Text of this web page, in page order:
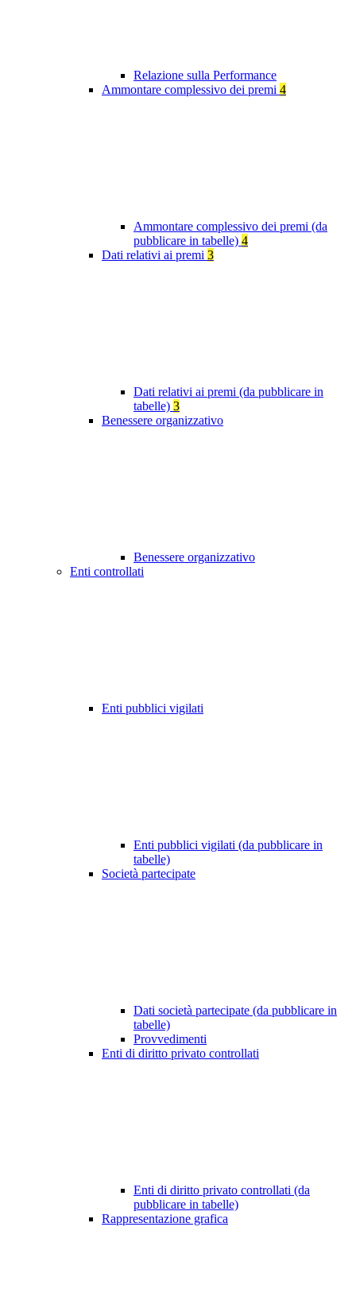
Relazione sulla Performance
Ammontare complessivo dei premi 4
Ammontare complessivo dei premi (da
pubblicare in tabelle) 4
Dati relativi ai premi 3
Dati relativi ai premi (da pubblicare in
tabelle) 3
Benessere organizzativo
Benessere organizzativo
Enti controllati
Enti pubblici vigilati
Enti pubblici vigilati (da pubblicare in
tabelle)
Società partecipate
Dati società partecipate (da pubblicare in
tabelle)
Provvedimenti
Enti di diritto privato controllati
Enti di diritto privato controllati (da
pubblicare in tabelle)
Rappresentazione grafica